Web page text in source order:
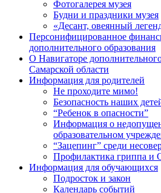
Фотогалерея музея
Будни и праздники музея
«Десант, овеянный
Персонифицированное
дополнительного образования
О Навигаторе
Самарской области
Информация для родителей
Не проходите мимо!
Безопасность наших
“Ребенок в опасности”
Информация о
образовательном
“Зацепинг” среди
Профилактика гриппа
Информация для обучающихся
Подросток и закон
Календарь событий